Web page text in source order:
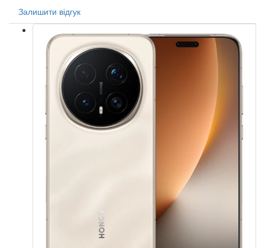
Залишити відгук